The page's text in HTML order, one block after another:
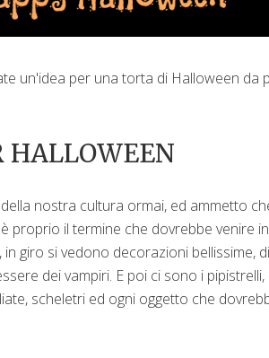
un'idea per una torta di Halloween da
HALLOWEEN
nostra cultura ormai, ed ammetto
proprio il termine che dovrebbe venire
giro si vedono decorazioni bellissime,
dei vampiri. E poi ci sono i
scheletri ed ogni oggetto che